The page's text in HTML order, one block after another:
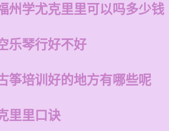
州学尤克里里可以吗多少钱
乐琴行好不好
筝培训好的地方有哪些呢
里里口诀